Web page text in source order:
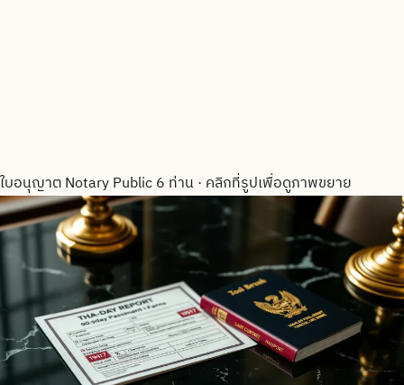
ใบอนุญาต Notary Public 6 ท่าน· คลิกที่รูปเพื่อดูภาพขยาย